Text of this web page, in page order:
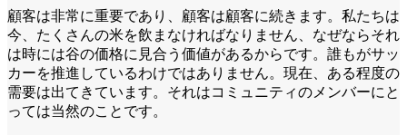
顧客は非常に重要であり、顧客は顧客に続きます。私たちは
今、たくさんの米を飲まなければなりません、なぜならそれ
は時には谷の価格に見合う価値があるからです。誰もがサッ
カーを推進しているわけではありません。現在、ある程度の
需要は出てきています。それはコミュニティのメンバーにと
っては当然のことです。